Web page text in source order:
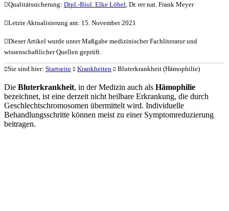
Qualitätssicherung: Dipl.-Biol. Elke Löbel, Dr. rer nat. Frank Meyer
Letzte Aktualisierung am: 15. November 2021
Dieser Artikel wurde unter Maßgabe medizinischer Fachliteratur und
wissenschaftlicher Quellen geprüft.
Sie sind hier: Startseite Krankheiten Bluterkrankheit (Hämophilie)
Die Bluterkrankheit, in der Medizin auch als Hämophilie
bezeichnet, ist eine derzeit nicht heilbare Erkrankung, die durch
Geschlechtschromosomen übermittelt wird. Individuelle
Behandlungsschritte können meist zu einer Symptomreduzierung
beitragen.